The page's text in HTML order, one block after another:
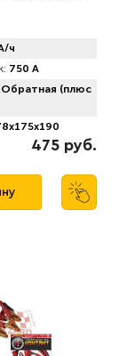
ч
750 А
Обратная (плюс
475 руб.